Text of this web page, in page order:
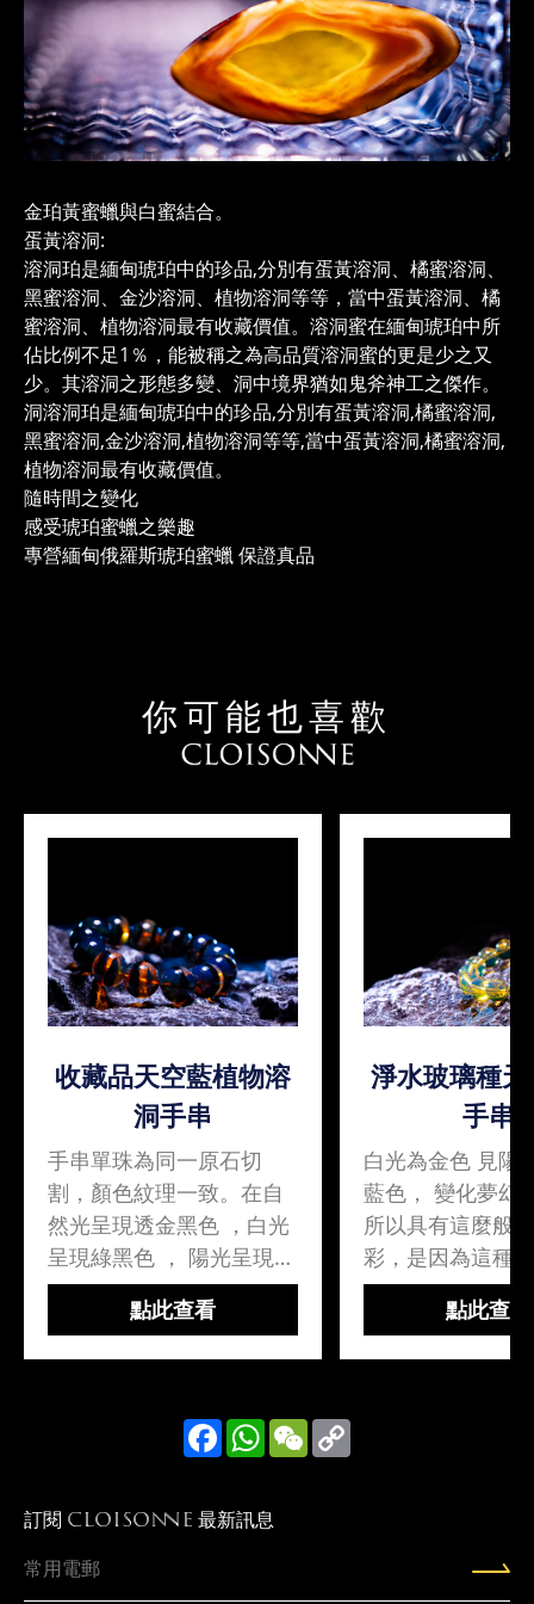
金珀黃蜜蠟與白蜜結合。
蛋黃溶洞:
溶洞珀是緬甸琥珀中的珍品,分別有蛋黃溶洞、橘蜜溶洞、
黑蜜溶洞、金沙溶洞、植物溶洞等等，當中蛋黃溶洞、橘
蜜溶洞、植物溶洞最有收藏價值。溶洞蜜在緬甸琥珀中所
佔比例不足1％，能被稱之為高品質溶洞蜜的更是少之又
少。其溶洞之形態多變、洞中境界猶如鬼斧神工之傑作。
洞溶洞珀是緬甸琥珀中的珍品,分別有蛋黃溶洞,橘蜜溶洞,
黑蜜溶洞,金沙溶洞,植物溶洞等等,當中蛋黃溶洞,橘蜜溶洞,
植物溶洞最有收藏價值。
隨時間之變化
感受琥珀蜜蠟之樂趣
專營緬甸俄羅斯琥珀蜜蠟 保證真品
你可能也喜歡
收藏品天空藍植物溶
洞手串
手串單珠為同一原石切
割，顏色紋理一致。在自
然光呈現透金黑色 ，白光
呈現綠黑色 ， 陽光呈現天
空藍色，變化夢幻。金藍
珀:之所以具有這麼般神秘
色彩，是因為這種琥珀中
芳香分子」。這種暗..
點此查看
淨水玻璃種
手串
白光為金色 見陽
藍色， 變化夢幻
所以具有這麼般
彩，是因為這種
有一種特殊物質
香分子」。這種
珀內的「光感物
點此查看
FacebookWhatsApp
WeChat
訂閱 CLOISONNE 最新訊息